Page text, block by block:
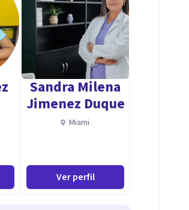
Sandra Milena
Jimenez Duque
Miami
Ver perfil